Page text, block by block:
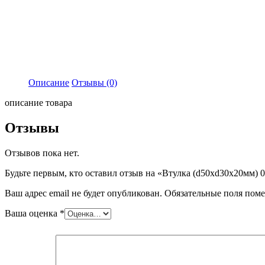
Описание Отзывы (0)
описание товара
Отзывы
Отзывов пока нет.
Будьте первым, кто оставил отзыв на «Втулка (d50xd30x20мм)
Ваш адрес email не будет опубликован. Обязательные поля
Ваша оценка *